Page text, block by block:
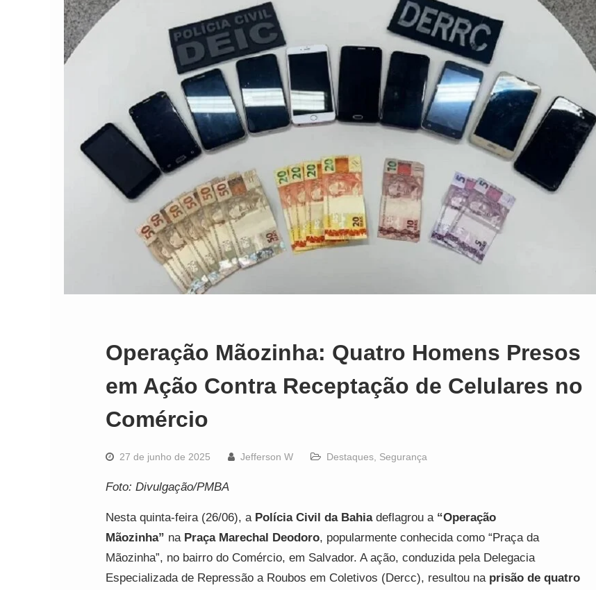
Operação Mãozinha: Quatro Homens Presos
em Ação Contra Receptação de Celulares no
Comércio
27 de junho de 2025 Jefferson W Destaques Segurança
Foto: Divulgação/PMBA
Nesta quinta-feira (26/06), a Polícia Civil da Bahiadeflagrou a “Operação
Mãozinha” na Praça Marechal Deodoro, popularmente conhecida como “Praça da
Mãozinha”, no bairro do Comércio, em Salvador. A ação, conduzida pela Delegacia
Especializada de Repressão a Roubos em Coletivos (Dercc), resultou na prisão de quatro